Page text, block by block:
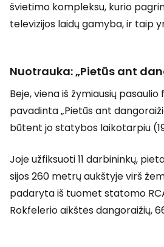
švietimo kompleksu, kurio
televizijos laidų gamyba, ir taip
Nuotrauka: „Pietūs ant
Beje, viena iš žymiausių
pavadinta „Pietūs ant
būtent jo statybos laikotarpiu
Joje užfiksuoti 11 darbininkų,
sijos 260 metrų aukštyje virš
padaryta iš tuomet statomo
Rokfelerio aikštės dangoraižių,